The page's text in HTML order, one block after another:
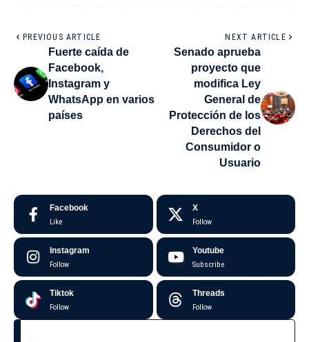
PREVIOUS ARTICLE
Fuerte caída de
Facebook,
Instagram y
WhatsApp en varios
países
NEXT ARTICLE
Senado aprueba
proyecto que
modifica Ley
General de
Protección de los
Derechos del
Consumidor o
Usuario
Facebook
Like
X
Follow
Instagram
Follow
Youtube
Subscribe
Tiktok
Follow
Threads
Follow